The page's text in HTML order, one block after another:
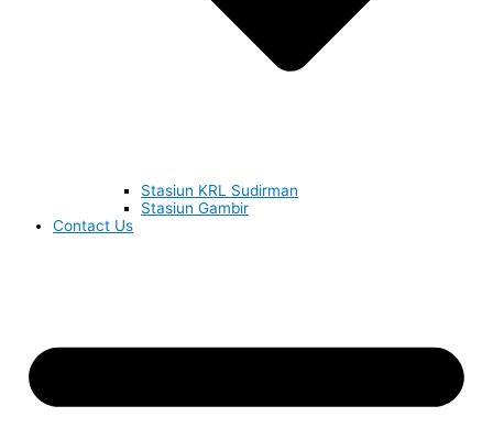
Stasiun KRL Sudirman
Stasiun Gambir
Contact Us